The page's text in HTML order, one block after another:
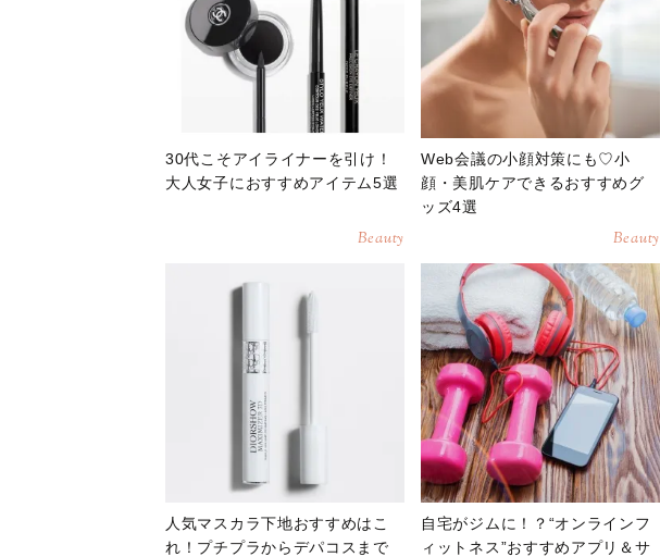
30代こそアイライナーを引け！
大人女子におすすめアイテム5選
Beauty
Web会議の小顔対策にも♡小
顔・美肌ケアできるおすすめグ
ッズ4選
Beauty
人気マスカラ下地おすすめはこ
れ！プチプラからデパコスまで
自宅がジムに！？“オンラインフ
ィットネス”おすすめアプリ＆サ